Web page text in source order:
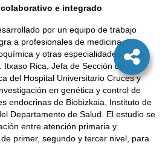
e integrado
por un equipo de trabajo
a profesionales de medicina,
y otras especialidades y que
Rica, Jefa de Sección de
del Hospital Universitario Cruces y
en genética y control de
endocrinas de Biobizkaia, Instituto de
Departamento de Salud. El estudio se
entre atención primaria y
primer, segundo y tercer nivel, para